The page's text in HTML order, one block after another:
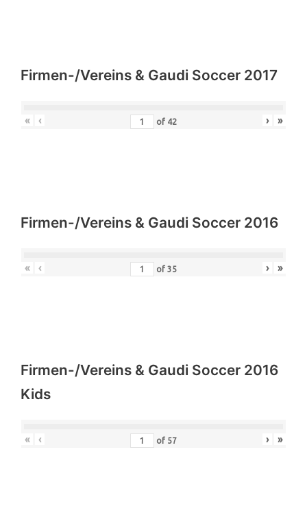
Firmen-/Vereins & Gaudi Soccer 2017
« ‹ of 42 › »
Firmen-/Vereins & Gaudi Soccer 2016
« ‹ of 35 › »
Firmen-/Vereins & Gaudi Soccer 2016
Kids
« ‹ of 57 › »